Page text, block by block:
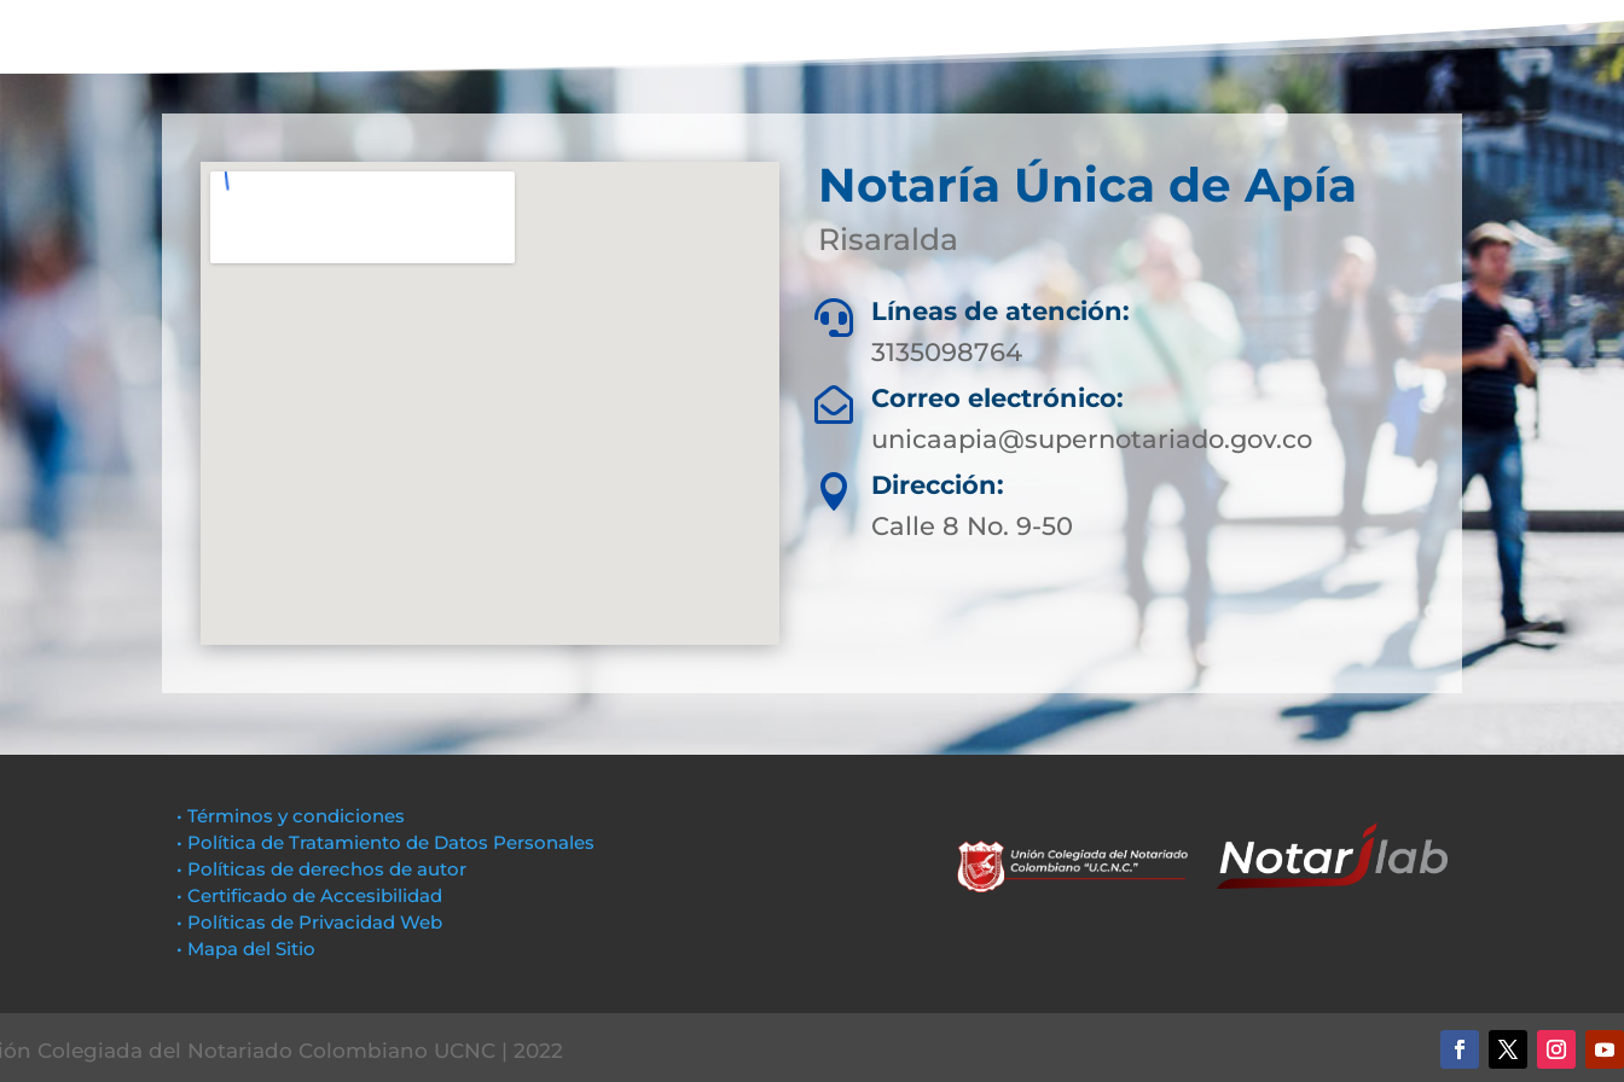
Notaría Única de Apía
Risaralda

Líneas de atención:
3135098764
 Correo electrónico:
unicaapia@supernotariado.gov.co

Dirección:
Calle 8 No. 9-50
• Términos y condiciones
• Política de Tratamiento de Datos Personales
• Políticas de derechos de autor
• Certificado de Accesibilidad
• Políticas de Privacidad Web
• Mapa del Sitio
Colegiada del Notariado Colombiano UCNC | 2022